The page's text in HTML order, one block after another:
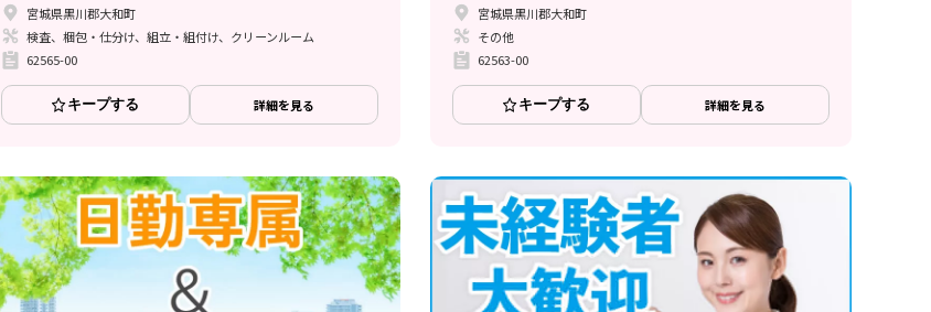
宮城県黒川郡大和町
検査、梱包・仕分け、組立・組付け、クリーンルーム
62565-00
キープする 詳細を見る
宮城県黒川郡大和町
その他
62563-00
キープする 詳細を見る